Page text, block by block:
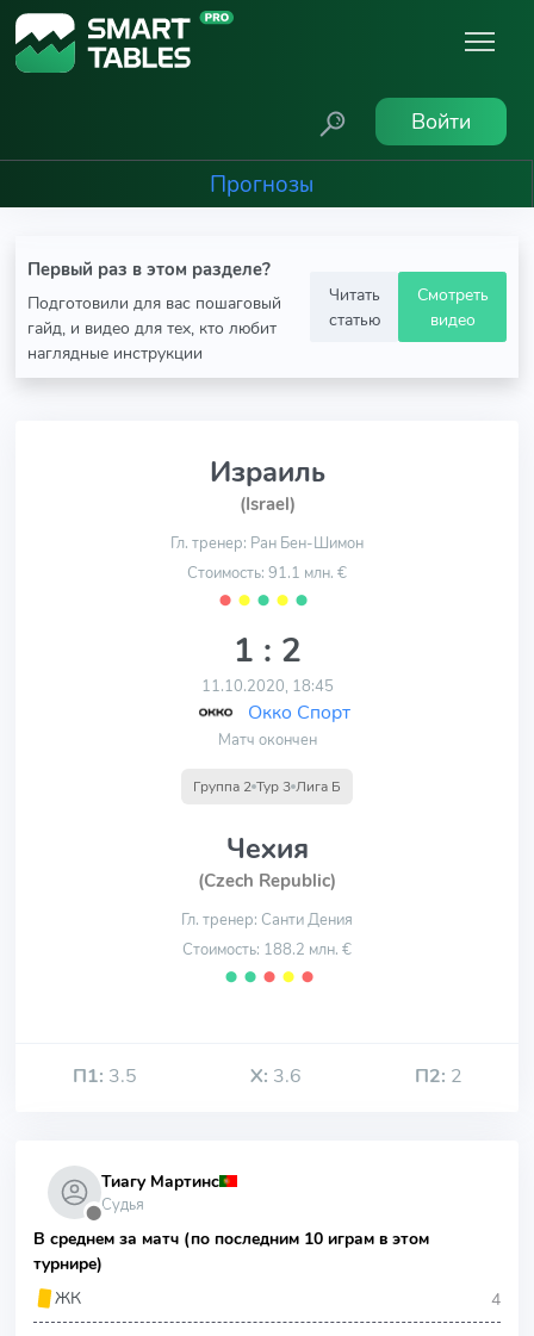
Войти
Прогнозы
Первый раз в этом разделе?
Подготовили для вас пошаговый
гайд, и видео для тех, кто любит
наглядные инструкции
Читать
статью
Смотреть
видео
Израиль
(Israel)
Гл. тренер: Ран Бен-Шимон
Стоимость: 91.1 млн. €
⬤ ⬤ ⬤ ⬤ ⬤
1 : 2
11.10.2020, 18:45
Окко Спорт
Матч окончен
Группа 2 Тур 3 Лига Б
Чехия
(Czech Republic)
Гл. тренер: Санти Дения
Стоимость: 188.2 млн. €
⬤ ⬤ ⬤ ⬤ ⬤
П1: 3.5 Х: 3.6 П2: 2
⬤
Тиагу Мартинс
Судья
В среднем за матч (по последним 10 играм в этом
турнире)
ЖК
4